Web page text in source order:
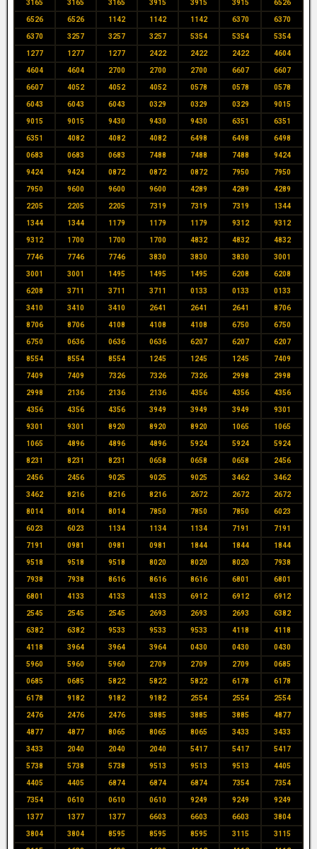
3165 3165 3165 3915 3915 3915 6526
6526 6526 1142 1142 1142 6370 6370
6370 3257 3257 3257 5354 5354 5354
1277 1277 1277 2422 2422 2422 4604
4604 4604 2700 2700 2700 6607 6607
6607 4052 4052 4052 0578 0578 0578
6043 6043 6043 0329 0329 0329 9015
9015 9015 9430 9430 9430 6351 6351
6351 4082 4082 4082 6498 6498 6498
0683 0683 0683 7488 7488 7488 9424
9424 9424 0872 0872 0872 7950 7950
7950 9600 9600 9600 4289 4289 4289
2205 2205 2205 7319 7319 7319 1344
1344 1344 1179 1179 1179 9312 9312
9312 1700 1700 1700 4832 4832 4832
7746 7746 7746 3830 3830 3830 3001
3001 3001 1495 1495 1495 6208 6208
6208 3711 3711 3711 0133 0133 0133
3410 3410 3410 2641 2641 2641 8706
8706 8706 4108 4108 4108 6750 6750
6750 0636 0636 0636 6207 6207 6207
8554 8554 8554 1245 1245 1245 7409
7409 7409 7326 7326 7326 2998 2998
2998 2136 2136 2136 4356 4356 4356
4356 4356 4356 3949 3949 3949 9301
9301 9301 8920 8920 8920 1065 1065
1065 4896 4896 4896 5924 5924 5924
8231 8231 8231 0658 0658 0658 2456
2456 2456 9025 9025 9025 3462 3462
3462 8216 8216 8216 2672 2672 2672
8014 8014 8014 7850 7850 7850 6023
6023 6023 1134 1134 1134 7191 7191
7191 0981 0981 0981 1844 1844 1844
9518 9518 9518 8020 8020 8020 7938
7938 7938 8616 8616 8616 6801 6801
6801 4133 4133 4133 6912 6912 6912
2545 2545 2545 2693 2693 2693 6382
6382 6382 9533 9533 9533 4118 4118
4118 3964 3964 3964 0430 0430 0430
5960 5960 5960 2709 2709 2709 0685
0685 0685 5822 5822 5822 6178 6178
6178 9182 9182 9182 2554 2554 2554
2476 2476 2476 3885 3885 3885 4877
4877 4877 8065 8065 8065 3433 3433
3433 2040 2040 2040 5417 5417 5417
5738 5738 5738 9513 9513 9513 4405
4405 4405 6874 6874 6874 7354 7354
7354 0610 0610 0610 9249 9249 9249
1377 1377 1377 6603 6603 6603 3804
3804 3804 8595 8595 8595 3115 3115